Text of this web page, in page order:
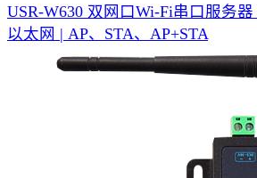
USR-W630 双网口Wi-Fi串口服务器
以太网 | AP、STA、AP+STA